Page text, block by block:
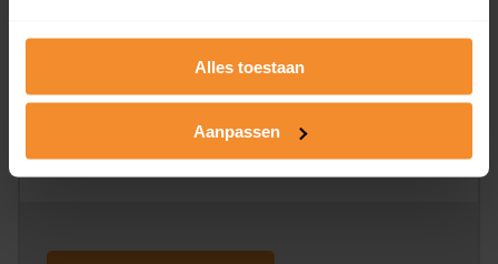
Alles toestaan
Aanpassen
Kadastrale kaart pakket
Alleen globale ligging perceel
Een uitgebreid overzicht van het perceel en
omliggende percelen met de kadastrale erfgrenzen,
dit inclusief de luchtfoto!